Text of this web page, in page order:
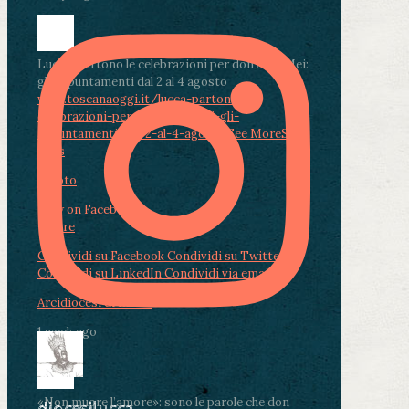
Lucca, partono le celebrazioni per don Aldo Mei:
gli appuntamenti dal 2 al 4 agosto
www.toscanaoggi.it/lucca-partono-le-
celebrazioni-per-don-aldo-mei-gli-
appuntamenti-dal-2-al-4-ago...
See MoreSee
Less
Photo
View on Facebook
·
Share
Condividi su FacebookCondividi su Twitter
Condividi su LinkedInCondividi via email
Arcidiocesi di Lucca
1 week ago
«Non muore l’amore»: sono le parole che don